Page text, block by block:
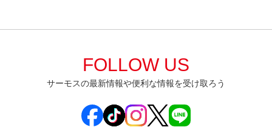
FOLLOW US
サーモスの最新情報や便利な情報を受け取ろう